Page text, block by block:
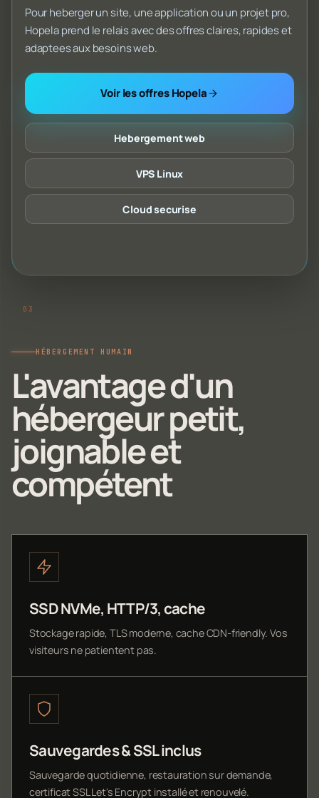
Pour heberger un site, une application ou un projet pro,
Hopela prend le relais avec des offres claires, rapides et
adaptees aux besoins web.
Voir les offres Hopela
Hebergement web
VPS Linux
Cloud securise
HÉBERGEMENT HUMAIN
L'avantage d'un
hébergeur petit,
joignable et
compétent
SSD NVMe, HTTP/3, cache
Stockage rapide, TLS moderne, cache CDN-friendly. Vos
visiteurs ne patientent pas.
Sauvegardes & SSL inclus
Sauvegarde quotidienne, restauration sur demande,
certificat SSL Let's Encrypt installé et renouvelé.